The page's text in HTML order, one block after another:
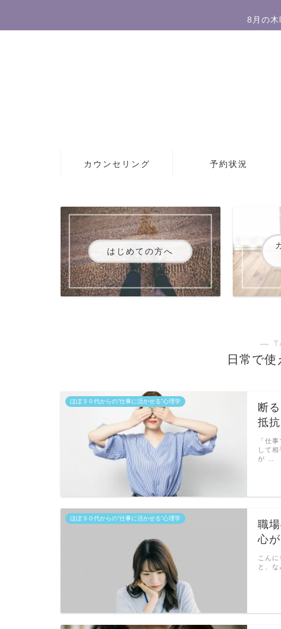
8月の木
カウンセリング 予約状況
はじめての方へ
―
日常で使
ほぼ３０代からの”仕事に活かせる”心理学
断
抵
「仕
して
が …
ほぼ３０代からの”仕事に活かせる”心理学
職
心
こん
と、